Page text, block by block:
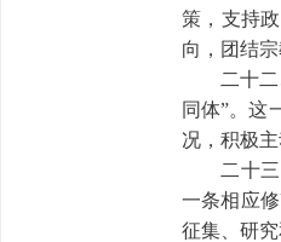
策，支持
向，团结
二十二、
同体”。这
况，积极
二十三、
一条相应
征集、研